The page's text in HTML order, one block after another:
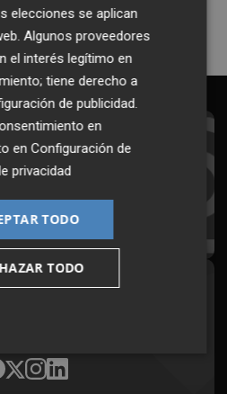
al Boletín
hora en tu email
suscribirme!
en redes
cualquier medio
elecciones se aplican
Algunos proveedores
el interés legítimo en
tiene derecho a
de publicidad.
en
enConfiguración de
privacidad
TODO
TODO